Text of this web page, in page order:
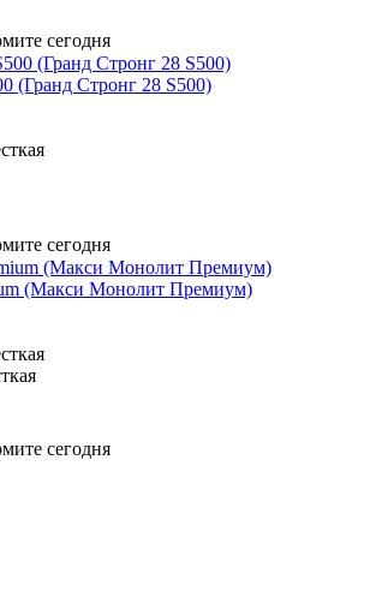
сегодня
(Гранд Стронг 28 S500)
сегодня
(Макси Монолит Премиум)
сегодня